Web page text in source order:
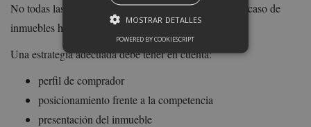
No todas las viviendas se venden igual, y menos en el caso de
inmuebles heredados.
Una estrategia adecuada debe tener en cuenta:
perfil de comprador
posicionamiento frente a la competencia
presentación del inmueble
MOSTRAR DETALLES
POWERED BY COOKIESCRIPT